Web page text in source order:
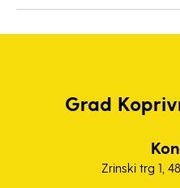
Grad
Zrinski trg 1,